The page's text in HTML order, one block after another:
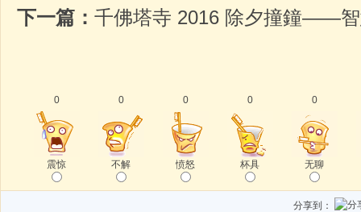
下一篇： 千佛塔寺 2016 除夕撞鐘——
0
震惊
0
不解
0
愤怒
0
杯具
0
无聊
分享到：